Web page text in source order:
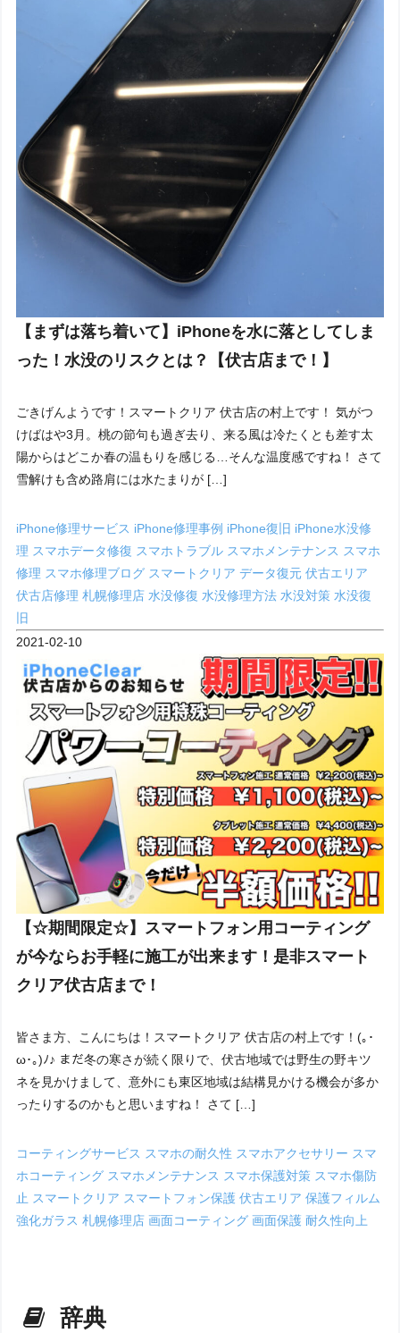
【まずは落ち着いて】iPhoneを水に落としてしま
った！水没のリスクとは？【伏古店まで！】
ごきげんようです！スマートクリア 伏古店の村上です！ 気がつ
けばはや3月。桃の節句も過ぎ去り、来る風は冷たくとも差す太
陽からはどこか春の温もりを感じる…そんな温度感ですね！ さて
雪解けも含め路肩には水たまりが […]
iPhone修理サービス iPhone修理事例 iPhone復旧 iPhone水没修
理 スマホデータ修復 スマホトラブル スマホメンテナンス スマホ
修理 スマホ修理ブログ スマートクリアデータ復元伏古エリア
伏古店修理札幌修理店 水没修復 水没修理方法 水没対策 水没復
旧
2021-02-10
【☆期間限定☆】スマートフォン用コーティング
が今ならお手軽に施工が出来ます！是非スマート
クリア伏古店まで！
皆さま方、こんにちは！スマートクリア 伏古店の村上です！(｡･
ω･｡)ﾉ♪ まだ冬の寒さが続く限りで、伏古地域では野生の野キツ
ネを見かけまして、意外にも東区地域は結構見かける機会が多か
ったりするのかもと思いますね！ さて […]
コーティングサービス スマホの耐久性 スマホアクセサリー スマ
ホコーティング スマホメンテナンス スマホ保護対策 スマホ傷防
止 スマートクリア スマートフォン保護伏古エリア保護フィルム
強化ガラス札幌修理店画面コーティング画面保護 耐久性向上
辞典